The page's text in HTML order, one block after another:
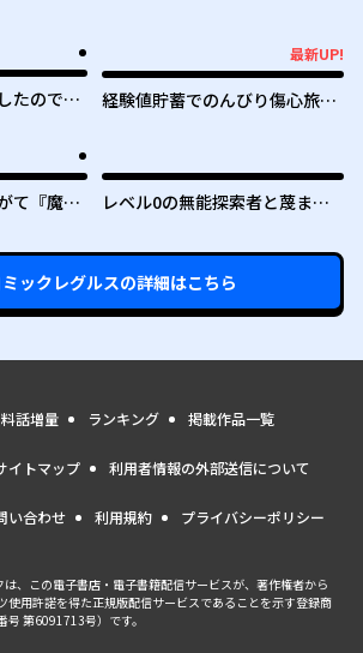
たので勇
最新UP!
経験値貯蓄でのんびり傷心旅行
て『魔
レベル0の無能探索者と蔑まれ
ンキング1位は謎の人～
ックレグルスの詳細はこちら
話増量 ランキング 掲載作品一覧
イトマップ 利用者情報の外部送信について
い合わせ 利用規約 プライバシーポリシー
は、この電子書店・電子書籍配信サービスが、著作権者から
使用許諾を得た正規版配信サービスであることを示す登録商
号 第6091713号）です。